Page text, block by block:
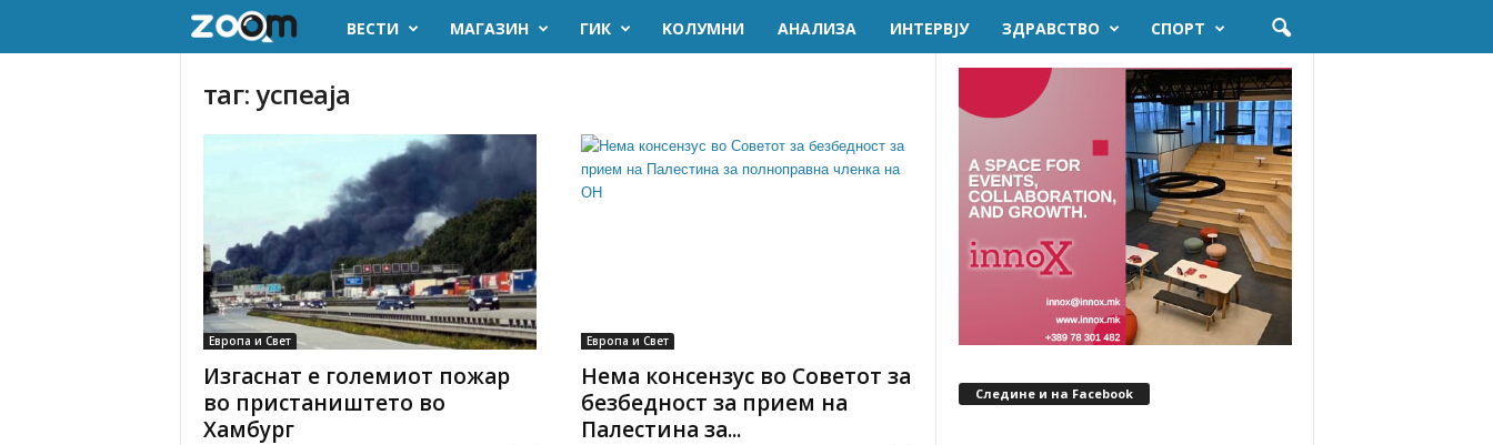
.
m
k
ВЕСТИ МАГАЗИН ГИК KОЛУМНИ AНАЛИЗА ИНТЕРВЈУ ЗДРАВСТВО СПОРТ
таг: успеаја
Европа и Свет
Изгаснат е големиот пожар
во пристаништето во
Хамбург
Европа и Свет
Нема консензус во Советот за
безбедност за прием на
Палестина за...
Следине и на Facebook